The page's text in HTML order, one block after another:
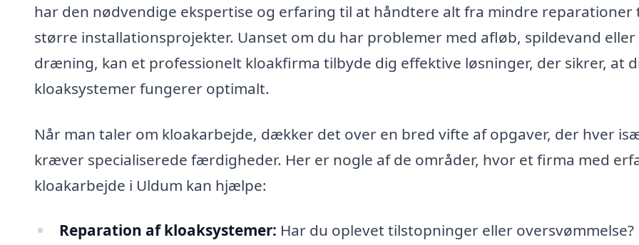
har den nødvendige ekspertise og erfaring til at håndtere alt fra mindre reparationer
større installationsprojekter. Uanset om du har problemer med afløb, spildevand eller
dræning, kan et professionelt kloakfirma tilbyde dig effektive løsninger, der sikrer, at
kloaksystemer fungerer optimalt.
Når man taler om kloakarbejde, dækker det over en bred vifte af opgaver, der hver
kræver specialiserede færdigheder. Her er nogle af de områder, hvor et firma med
kloakarbejde i Uldum kan hjælpe:
Reparation af kloaksystemer: Har du oplevet tilstopninger eller oversvømmelse?